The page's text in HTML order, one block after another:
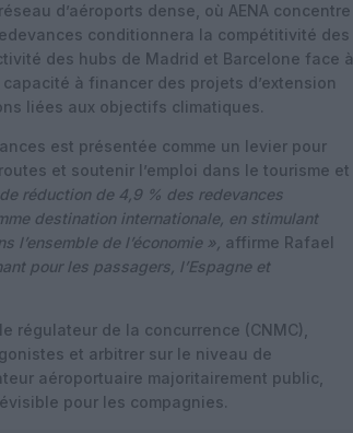
d’aéroports dense, où AENA concentre
conditionnera la compétitivité des
des hubs de Madrid et Barcelone face à
à financer des projets d’extension
liées aux objectifs climatiques.
est présentée comme un levier pour
et soutenir l’emploi dans le tourisme et
réduction de 4,9 % des redevances
destination internationale, en stimulant
l’ensemble de l’économie », affirme Rafael
pour les passagers, l’Espagne et
régulateur de la concurrence (CNMC),
et arbitrer sur le niveau de
aéroportuaire majoritairement public,
pour les compagnies.